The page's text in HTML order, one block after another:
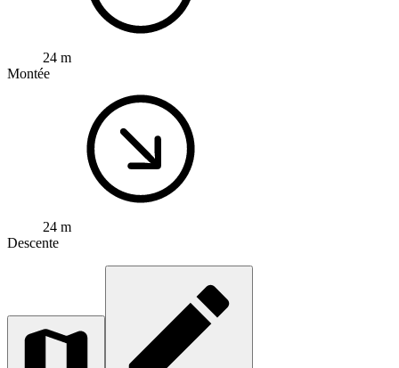
24 m
Montée
24 m
Descente